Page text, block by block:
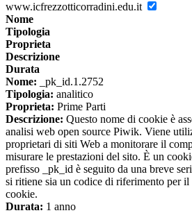
www.icfrezzotticorradini.edu.it
Nome
Tipologia
Proprieta
Descrizione
Durata
Nome: _pk_id.1.2752
Tipologia: analitico
Proprieta: Prime Parti
Descrizione: Questo nome di cookie è
analisi web open source Piwik. Viene
proprietari di siti Web a monitorare il
misurare le prestazioni del sito. È un
prefisso _pk_id è seguito da una breve
si ritiene sia un codice di riferimento per
cookie.
Durata: 1 anno